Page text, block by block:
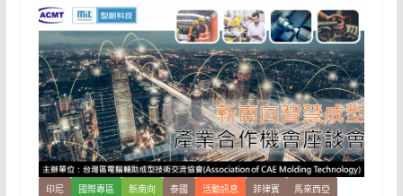
印尼 國際專區 新南向 泰國 活動訊息 菲律賓 馬來西亞